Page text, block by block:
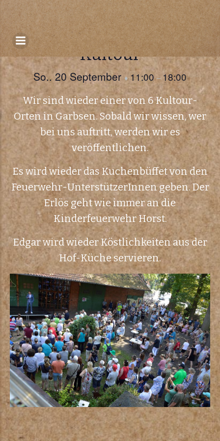
Zum
Inhalt
springen
« Alle Veranstaltungen
Kultour
So.. 20 September ♦ 11:00–18:00
Wir sind wieder einer von 6 Kultour-
Orten in Garbsen. Sobald wir wissen, wer
bei uns auftritt, werden wir es
veröffentlichen.
Es wird wieder das Kuchenbüffet von den
Feuerwehr-UnterstützerInnen geben. Der
Erlös geht wie immer an die
Kinderfeuerwehr Horst.
Edgar wird wieder Köstlichkeiten aus der
Hof-Küche servieren.